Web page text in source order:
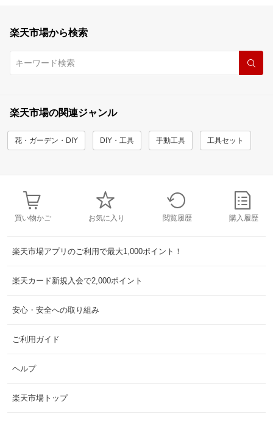
楽天市場から検索
楽天市場の関連ジャンル
花・ガーデン・DIY DIY・工具 手動工具 工具セット
買い物かご お気に入り 閲覧履歴 購入履歴
楽天市場アプリのご利用で最大1,000ポイント！
楽天カード新規入会で2,000ポイント
安心・安全への取り組み
ご利用ガイド
ヘルプ
楽天市場トップ